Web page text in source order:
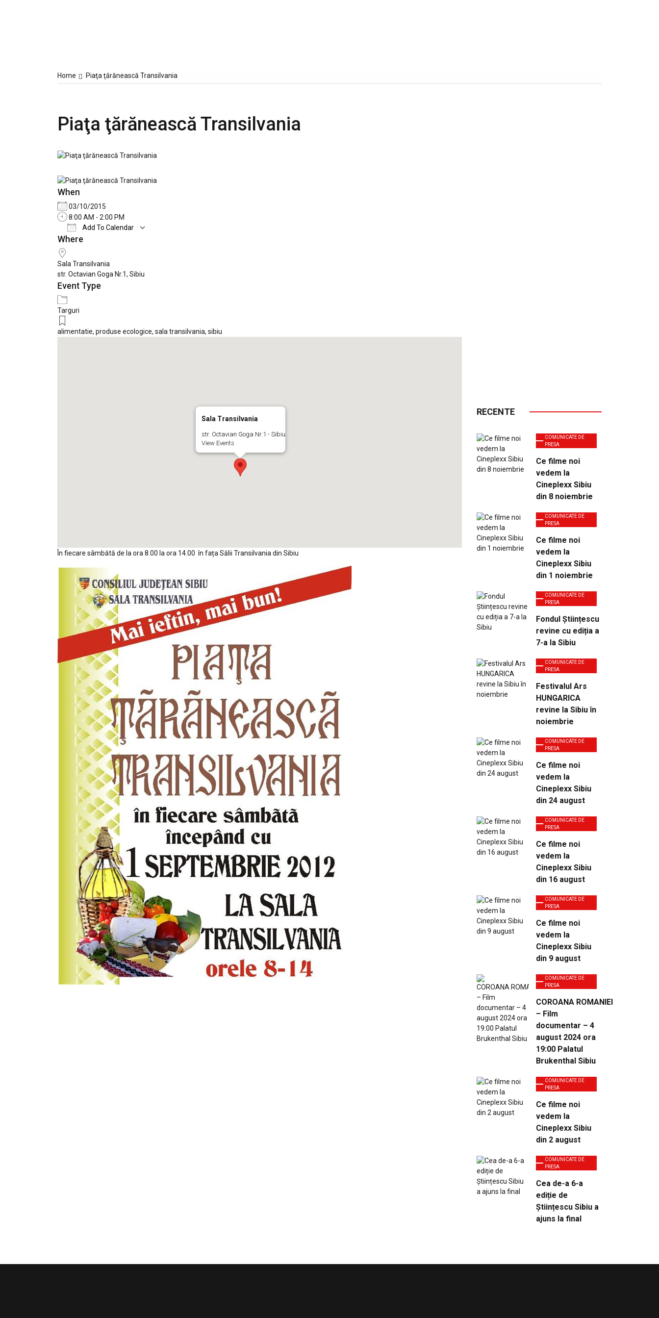
Home Piaţa ţărănească Transilvania
Piaţa ţărănească Transilvania
When
03/10/2015
8:00 AM - 2:00 PM
Add To Calendar
Download ICS
Where
Sala Transilvania
str. Octavian Goga Nr.1, Sibiu
Event Type
Targuri
alimentatie, produse ecologice, sala transilvania, sibiu
Sala Transilvania
str. Octavian Goga Nr.1 - Sibiu
View Events
În fiecare sâmbătă de la ora 8.00 la ora 14.00 în fața Sălii Transilvania din Sibiu
RECENTE
COMUNICATE DE
PRESA
Ce filme noi
vedem la
Cineplexx Sibiu
din 8 noiembrie
COMUNICATE DE
PRESA
Ce filme noi
vedem la
Cineplexx Sibiu
din 1 noiembrie
COMUNICATE DE
PRESA
Fondul Științescu
revine cu ediția a
7-a la Sibiu
COMUNICATE DE
PRESA
Festivalul Ars
HUNGARICA
revine la Sibiu în
noiembrie
COMUNICATE DE
PRESA
Ce filme noi
vedem la
Cineplexx Sibiu
din 24 august
COMUNICATE DE
PRESA
Ce filme noi
vedem la
Cineplexx Sibiu
din 16 august
COMUNICATE DE
PRESA
Ce filme noi
vedem la
Cineplexx Sibiu
din 9 august
COMUNICATE DE
PRESA
COROANA ROMANIEI
– Film
documentar – 4
august 2024 ora
19:00 Palatul
Brukenthal Sibiu
COMUNICATE DE
PRESA
Ce filme noi
vedem la
Cineplexx Sibiu
din 2 august
COMUNICATE DE
PRESA
Cea de-a 6-a
ediție de
Științescu Sibiu a
ajuns la final